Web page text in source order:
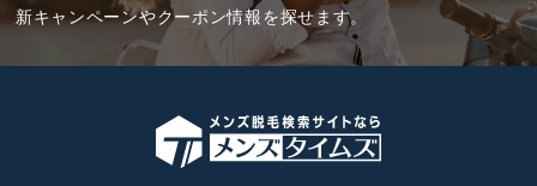
新キャンペーンやクーポン情報を探せます。